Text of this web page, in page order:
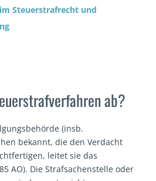
im Steuerstrafrecht und
ab?
(insb.
bekannt, die den Verdacht
leitet sie das
AO). Die Strafsachenstelle oder